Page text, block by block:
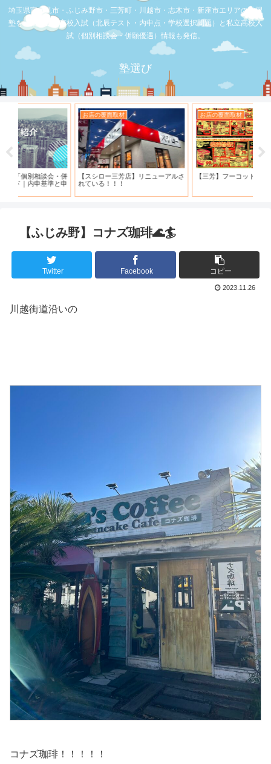
埼玉県富士見市・ふじみ野市・三芳町・川越市・志木市・新座市エリアの学習
塾を比較。公立高校入試（北辰テスト・内申点・学校選択問題）と私立高校入
試（個別相談会・併願優遇）情報も発信。
塾選び
お店の覆面取材
【スシロー三芳店】リニューアルさ
れている！！！
【三芳】フーコット
【ふじみ野】コナズ珈琲🌊🏄
Twitter Facebook コピー
2023.11.26
川越街道沿いの
コナズ珈琲！！！！！